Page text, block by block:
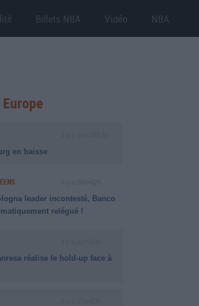
Billets NBA Vidéo NBA
en baisse
leader incontesté, Banco
relégué !
réalise le hold-up face à